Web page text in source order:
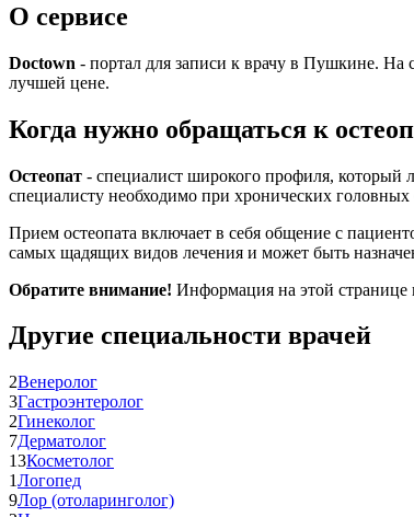
О сервисе
Doctown - портал для записи к врачу в Пушкине. На
лучшей цене.
Когда нужно обращаться к
Остеопат - специалист широкого профиля, который
специалисту необходимо при хронических
Прием остеопата включает в себя общение с
самых щадящих видов лечения и может быть
Обратите внимание! Информация на этой странице
Другие специальности врачей
2Венеролог
3Гастроэнтеролог
2Гинеколог
7Дерматолог
13Косметолог
1Логопед
9Лор (отоларинголог)